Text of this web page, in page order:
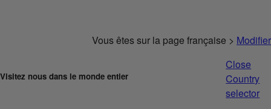
Vous êtes sur la page française > Modifier
Visitez nous dans le monde entier
Close
Country
selector